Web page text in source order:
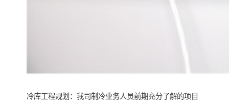
冷库工程规划：我司制冷业务人员前期充分了解的项目